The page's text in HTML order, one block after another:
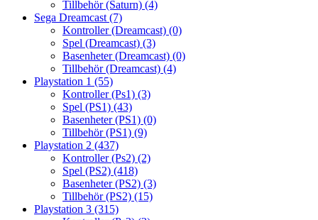
Tillbehör (Saturn) (4)
Sega Dreamcast (7)
Kontroller (Dreamcast) (0)
Spel (Dreamcast) (3)
Basenheter (Dreamcast) (0)
Tillbehör (Dreamcast) (4)
Playstation 1 (55)
Kontroller (Ps1) (3)
Spel (PS1) (43)
Basenheter (PS1) (0)
Tillbehör (PS1) (9)
Playstation 2 (437)
Kontroller (Ps2) (2)
Spel (PS2) (418)
Basenheter (PS2) (3)
Tillbehör (PS2) (15)
Playstation 3 (315)